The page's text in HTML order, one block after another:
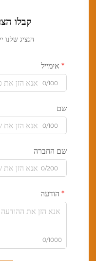
קבלו
הנציג שלנו
אימייל
0/100
שם
0/100
שם החברה
0/200
הודעה
0/1000